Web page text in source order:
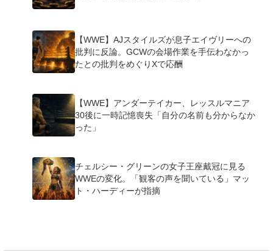
【WWE】AJスタイルズが息子エイヴリーへの
批判に反論。GCWの会場作業を手伝わなかっ
たとの批判をめぐりXで応酬
【WWE】アンダーテイカー、レッスルマニア
30後に一時記憶喪失「自分の名前も分からなか
った」
チェルシー・グリーンの女子王座戴冠に見る
WWEの変化。「観客の声を聞いている」マッ
ト・ハーディーが指摘